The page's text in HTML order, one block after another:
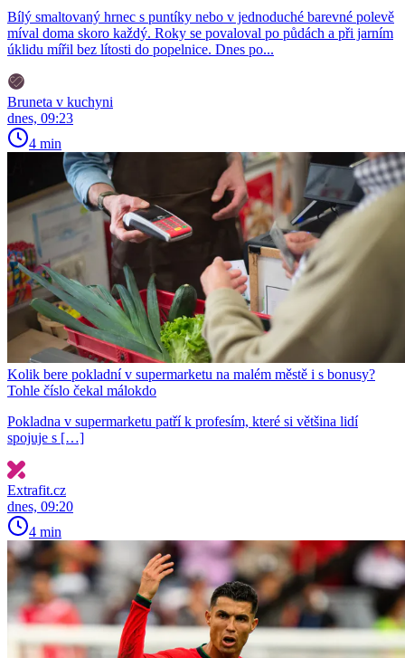
Bílý smaltovaný hrnec s puntíky nebo v jednoduché barevné polevě
míval doma skoro každý. Roky se povaloval po půdách a při jarním
úklidu mířil bez lítosti do popelnice. Dnes po...
Bruneta v kuchyni
dnes, 09:23
4 min
Kolik bere pokladní v supermarketu na malém městě i s bonusy?
Tohle číslo čekal málokdo
Pokladna v supermarketu patří k profesím, které si většina lidí
spojuje s […]
Extrafit.cz
dnes, 09:20
4 min